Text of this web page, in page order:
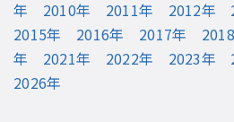
年
2010年 2011年 2012年
2015年
2016年 2017年
年
2021年 2022年 2023年
2026年